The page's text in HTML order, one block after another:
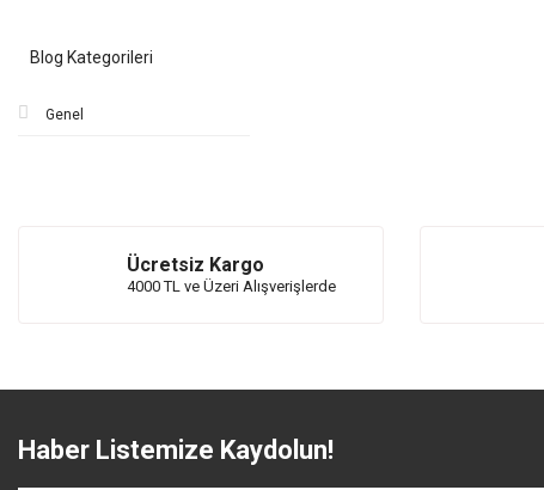
Blog Kategorileri
Genel
Ücretsiz Kargo
4000 TL ve Üzeri Alışverişlerde
Haber Listemize Kaydolun!